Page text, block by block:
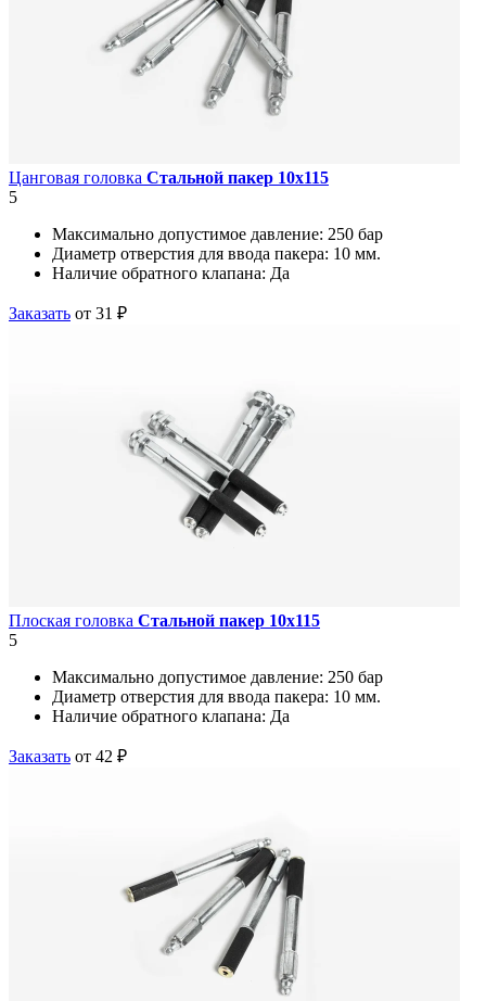
Цанговая головка Стальной пакер 10х115
5
Максимально допустимое давление: 250 бар
Диаметр отверстия для ввода пакера: 10 мм.
Наличие обратного клапана: Да
Заказать от 31 ₽
Плоская головка Стальной пакер 10х115
5
Максимально допустимое давление: 250 бар
Диаметр отверстия для ввода пакера: 10 мм.
Наличие обратного клапана: Да
Заказать от 42 ₽